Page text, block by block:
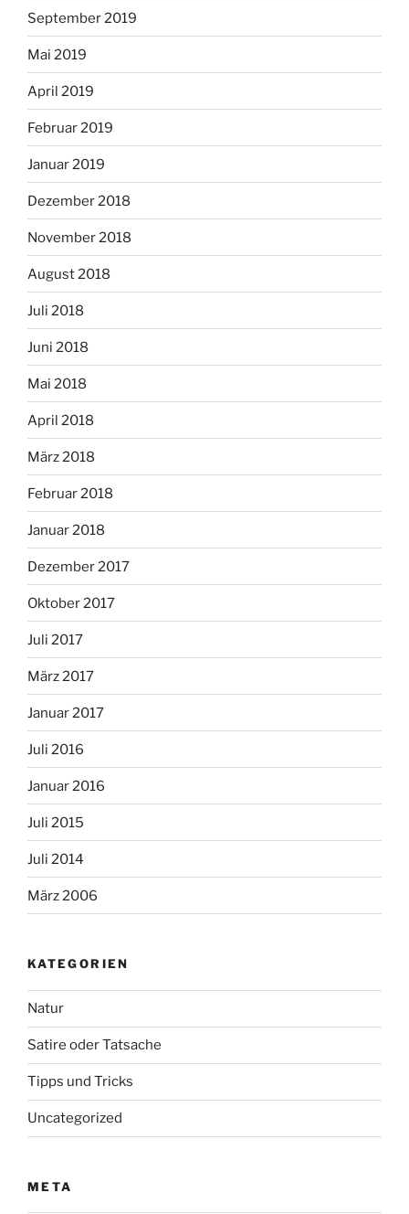
September 2019
Mai 2019
April 2019
Februar 2019
Januar 2019
Dezember 2018
November 2018
August 2018
Juli 2018
Juni 2018
Mai 2018
April 2018
März 2018
Februar 2018
Januar 2018
Dezember 2017
Oktober 2017
Juli 2017
März 2017
Januar 2017
Juli 2016
Januar 2016
Juli 2015
Juli 2014
März 2006
KATEGORIEN
Natur
Satire oder Tatsache
Tipps und Tricks
Uncategorized
META